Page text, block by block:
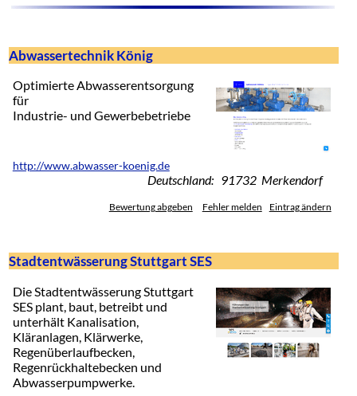
Abwassertechnik König
Optimierte Abwasserentsorgung
für
Industrie- und Gewerbebetriebe
http://www.abwasser-koenig.de
Deutschland: 91732 Merkendorf
Bewertung abgeben Fehler melden Eintrag ändern
Stadtentwässerung Stuttgart SES
Die Stadtentwässerung Stuttgart
SES plant, baut, betreibt und
unterhält Kanalisation,
Kläranlagen, Klärwerke,
Regenüberlaufbecken,
Regenrückhaltebecken und
Abwasserpumpwerke.